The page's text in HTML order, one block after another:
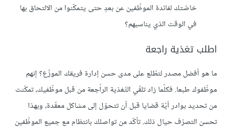
خاصّتك لفائدة الموظّفين عن بعدٍ حتى يتمكّنوا من الالتحاق بها
في الوقت الذي يناسبهم؟
اطلب تغذية راجعة
ما هو أفضل مصدر لتطّلع على مدى حسن إدارة فريقك الموزّع؟ إنهم
موظّفوك طبعا. فكلّما زاد تلقّي التّغذية الراّجعة من قبل موظّفيك، تمكّنت
من تحديد بوادر أيّة قضايا قبل أن تتحوّل إلى مشاكل معقّدة، وبهذا
تحسن التصرّف حيال ذلك. تأكّد من تواصلك بانتظام مع جميع الموظّفين